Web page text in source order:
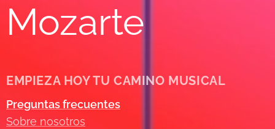
Mozarte
EMPIEZA HOY TU CAMINO MUSICAL
Preguntas frecuentes
Sobre nosotros